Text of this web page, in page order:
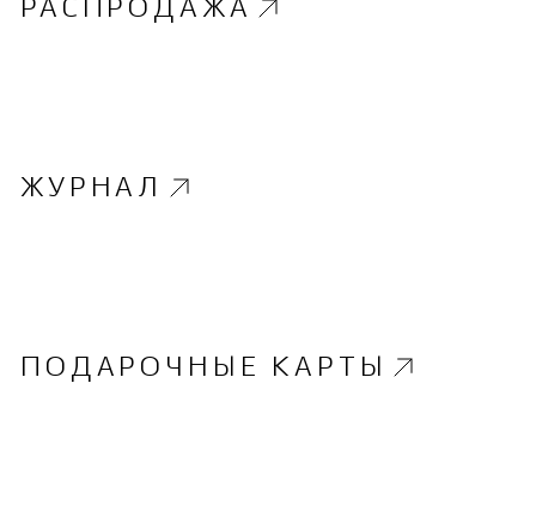
РАСПРОДАЖА
ЖУРНАЛ
ПОДАРОЧНЫЕ КАРТЫ